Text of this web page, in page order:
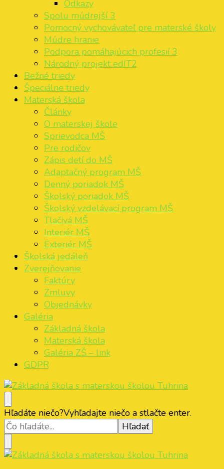
Odkazy
Spolu múdrejší 3
Pomocný vychovávateľ pre materské školy
Múdre hranie
Podpora pomáhajúcich profesií 3
Národný projekt edIT2
Bežné triedy
Špeciálne triedy
Materská škola
Články
O materskej škole
Sprievodca MŠ
Pre rodičov
Zápis detí do MŠ
Adaptačný program MŠ
Denný poriadok MŠ
Školský poriadok MŠ
Školský vzdelávací program MŠ
Tlačivá MŠ
Interiér MŠ
Exteriér MŠ
Školská jedáleň
Zverejňovanie
Faktúry
Zmluvy
Objednávky
Galéria
Základná škola
Materská škola
Galéria ZŠ – link
GDPR
Základná škola s materskou školou Tuhrina
ZŠ s MŠ Tuhrina
Hľadáte niečo?Vyhľadajte niečo a stlačte enter.